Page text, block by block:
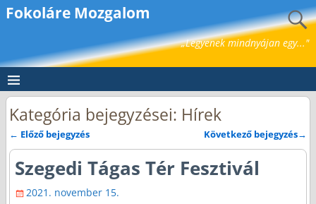
Fokoláre Mozgalom
„Legyenek mindnyájan egy..."
Kategória bejegyzései: Hírek
Bejegyzés navigáció
← Előző bejegyzés Következő bejegyzés→
Szegedi Tágas Tér Fesztivál
2021. november 15.